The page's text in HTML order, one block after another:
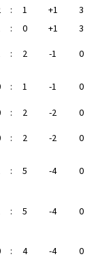
: 1 +1
3
: 0 +1 3
: 2 -1 0
: 1 -1 0
: 2 -2
0
: 2 -2 0
: 5 -4 0
: 5 -4 0
: 4 -4 0